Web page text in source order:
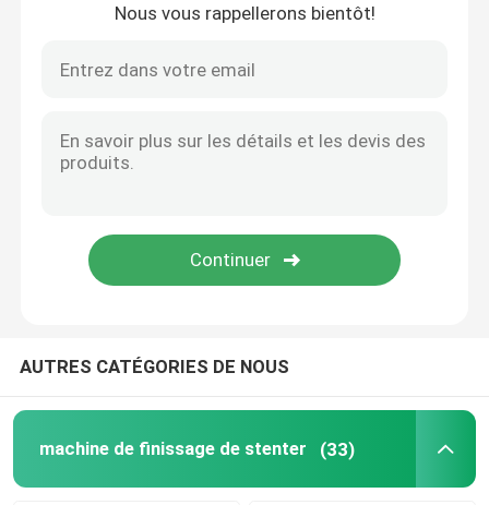
Machine de séchage de cylindre
Chaîne de récurage et de blanchiment
Nous vous rappellerons bientôt!
AUTRES CATÉGORIES DE NOUS
machine de finissage de stenter (33)